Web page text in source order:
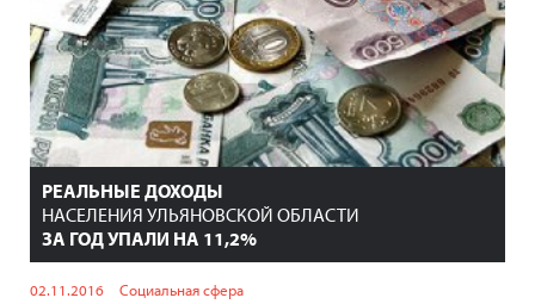
РЕАЛЬНЫЕ ДОХОДЫ
НАСЕЛЕНИЯ УЛЬЯНОВСКОЙ ОБЛАСТИ
ЗА ГОД УПАЛИ НА 11,2%
02.11.2016 Социальная сфера